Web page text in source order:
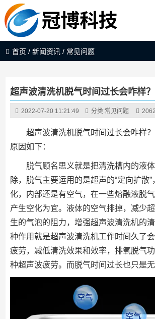
首页 /新闻资讯 / 常见问题
超声波清洗机脱气时间过长会咋样？
2022-07-20 11:21:49 分类:常见问题 2062
超声波清洗机脱气时间过长会咋样？
原因如下：
脱气顾名思义就是把清洗槽内的液
除，脱气主要运用的是超声的“定向扩散
化，内部还是有空气，在一些熔融液脱
产生空化为宜。液体的空气排掉，减少
生的气泡的阻力，增强超声波清洗机的
种作用就是超声波清洗机工作时间久了
疲劳，减低清洗效果和效率，排氧脱气
种超声波疲劳。而脱气时间过长也只是无